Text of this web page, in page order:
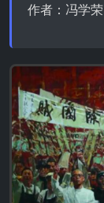
作者：冯学荣